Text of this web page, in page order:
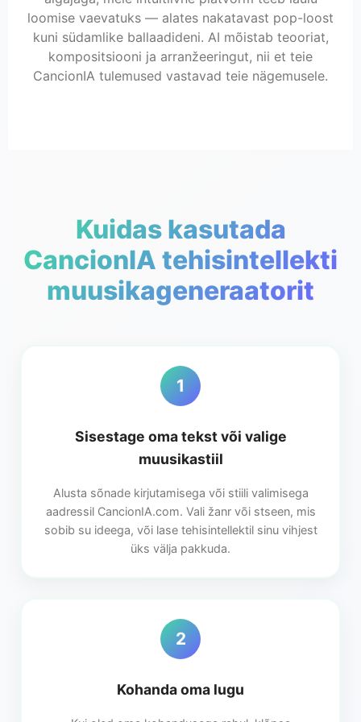
loomise vaevatuks — alates nakatavast pop-loost
kuni südamlike ballaadideni. AI mõistab teooriat,
kompositsiooni ja arranžeeringut, nii et teie
CancionIA tulemused vastavad teie nägemusele.
Kuidas kasutada
CancionIA tehisintellekti
muusikageneraatorit
1
Sisestage oma tekst või valige
muusikastiil
Alusta sõnade kirjutamisega või stiili valimisega
aadressil CancionIA.com. Vali žanr või stseen, mis
sobib su ideega, või lase tehisintellektil sinu vihjest
üks välja pakkuda.
2
Kohanda oma lugu